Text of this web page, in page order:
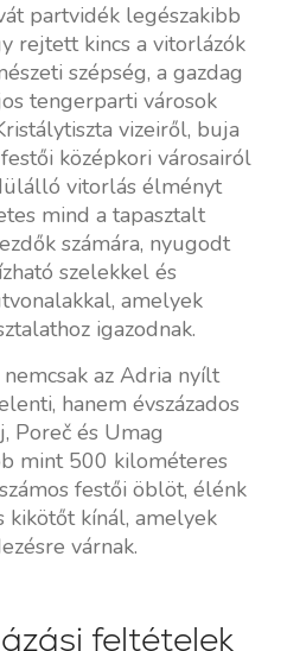
partvidék legészakibb
rejtett kincs a vitorlázók
szépség, a gazdag
tengerparti városok
vizeiről, buja
középkori városairól
vitorlás élményt
mind a tapasztalt
számára, nyugodt
szelekkel és
amelyek
igazodnak.
az Adria nyílt
hanem évszázados
Poreč és Umag
mint 500 kilométeres
festői öblöt, élénk
kikötőt kínál, amelyek
várnak.
feltételek